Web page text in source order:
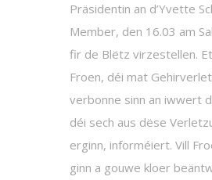
Präsidentin an d’Yvette
Member, den 16.03 am
fir de Blëtz virzestellen.
Froen, déi mat
verbonne sinn an iwwert
déi sech aus dëse
erginn, informéiert. Vill
ginn a gouwe kloer